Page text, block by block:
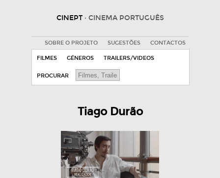
CINEPT · CINEMA PORTUGUÊS
SOBRE O PROJETO SUGESTÕES CONTACTOS
FILMES GÉNEROS TRAILERS/VIDEOS
PROCURAR
Tiago Durão